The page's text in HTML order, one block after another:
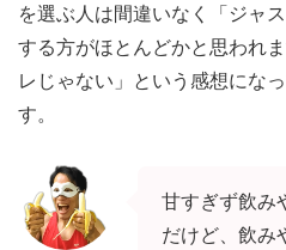
を選ぶ人は間違いなく「ジャ
する方がほとんどかと思われ
レじゃない」という感想にな
す。
甘すぎず飲み
だけど、飲み